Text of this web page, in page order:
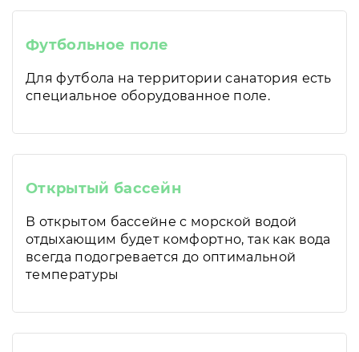
Футбольное поле
Для футбола на территории санатория есть
специальное оборудованное поле.
Открытый бассейн
В открытом бассейне с морской водой
отдыхающим будет комфортно, так как вода
всегда подогревается до оптимальной
температуры